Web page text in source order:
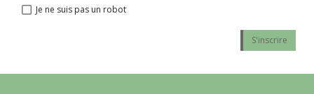
Je ne suis pas un robot
S'inscrire